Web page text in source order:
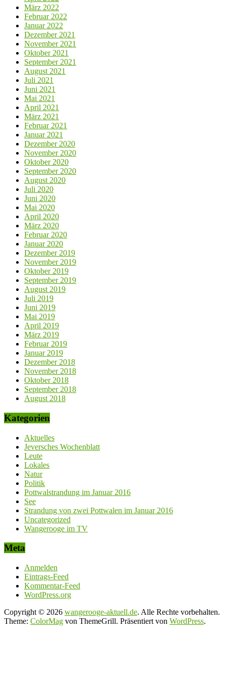
März 2022
Februar 2022
Januar 2022
Dezember 2021
November 2021
Oktober 2021
September 2021
August 2021
Juli 2021
Juni 2021
Mai 2021
April 2021
März 2021
Februar 2021
Januar 2021
Dezember 2020
November 2020
Oktober 2020
September 2020
August 2020
Juli 2020
Juni 2020
Mai 2020
April 2020
März 2020
Februar 2020
Januar 2020
Dezember 2019
November 2019
Oktober 2019
September 2019
August 2019
Juli 2019
Juni 2019
Mai 2019
April 2019
März 2019
Februar 2019
Januar 2019
Dezember 2018
November 2018
Oktober 2018
September 2018
August 2018
Kategorien
Aktuelles
Jeversches Wochenblatt
Leute
Lokales
Natur
Politik
Pottwalstrandung im Januar 2016
See
Strandung von zwei Pottwalen im Januar 2016
Uncategorized
Wangerooge im TV
Meta
Anmelden
Eintrags-Feed
Kommentar-Feed
WordPress.org
Copyright © 2026 wangerooge-aktuell.de. Alle Rechte vorbehalten.
Theme: ColorMag von ThemeGrill. Präsentiert von WordPress.